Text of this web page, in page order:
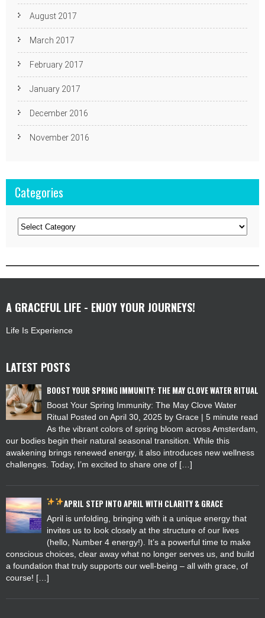
August 2017
March 2017
February 2017
January 2017
December 2016
November 2016
Categories
Categories
A GRACEFUL LIFE - ENJOY YOUR JOURNEYS!
Life Is Experience
LATEST POSTS
BOOST YOUR SPRING IMMUNITY: THE MAY CLOVE WATER RITUAL
Boost Your Spring Immunity: The May Clove Water
Ritual Posted on April 30, 2025 by Grace | 5 minute read
As the vibrant colors of spring bloom across Amsterdam,
our bodies begin their natural seasonal transition. While this
awakening brings renewed energy, it also introduces new wellness
challenges. Today, I’m excited to share one of […]
APRIL STEP INTO APRIL WITH CLARITY & GRACE
April is unfolding, bringing with it a unique energy that
invites us to look closely at the structure of our lives
(hello, Number 4 energy!). It’s a powerful time to make
conscious choices, clear away what no longer serves us, and build
a foundation that truly supports our well-being – all with grace, of
course! […]